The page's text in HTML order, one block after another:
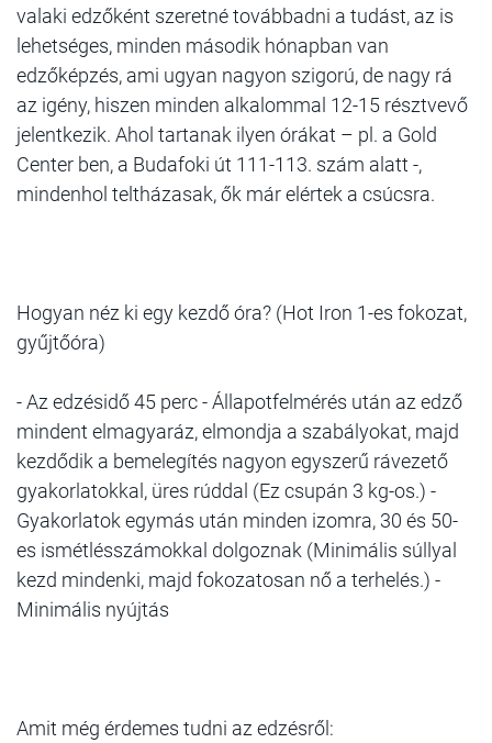
valaki edzőként szeretné továbbadni a tudást, az is
lehetséges, minden második hónapban van
edzőképzés, ami ugyan nagyon szigorú, de nagy rá
az igény, hiszen minden alkalommal 12-15 résztvevő
jelentkezik. Ahol tartanak ilyen órákat – pl. a Gold
Center ben, a Budafoki út 111-113. szám alatt -,
mindenhol teltházasak, ők már elértek a csúcsra.
Hogyan néz ki egy kezdő óra? (Hot Iron 1-es fokozat,
gyűjtőóra)
- Az edzésidő 45 perc - Állapotfelmérés után az edző
mindent elmagyaráz, elmondja a szabályokat, majd
kezdődik a bemelegítés nagyon egyszerű rávezető
gyakorlatokkal, üres rúddal (Ez csupán 3 kg-os.) -
Gyakorlatok egymás után minden izomra, 30 és 50-
es ismétlésszámokkal dolgoznak (Minimális súllyal
kezd mindenki, majd fokozatosan nő a terhelés.) -
Minimális nyújtás
Amit még érdemes tudni az edzésről: